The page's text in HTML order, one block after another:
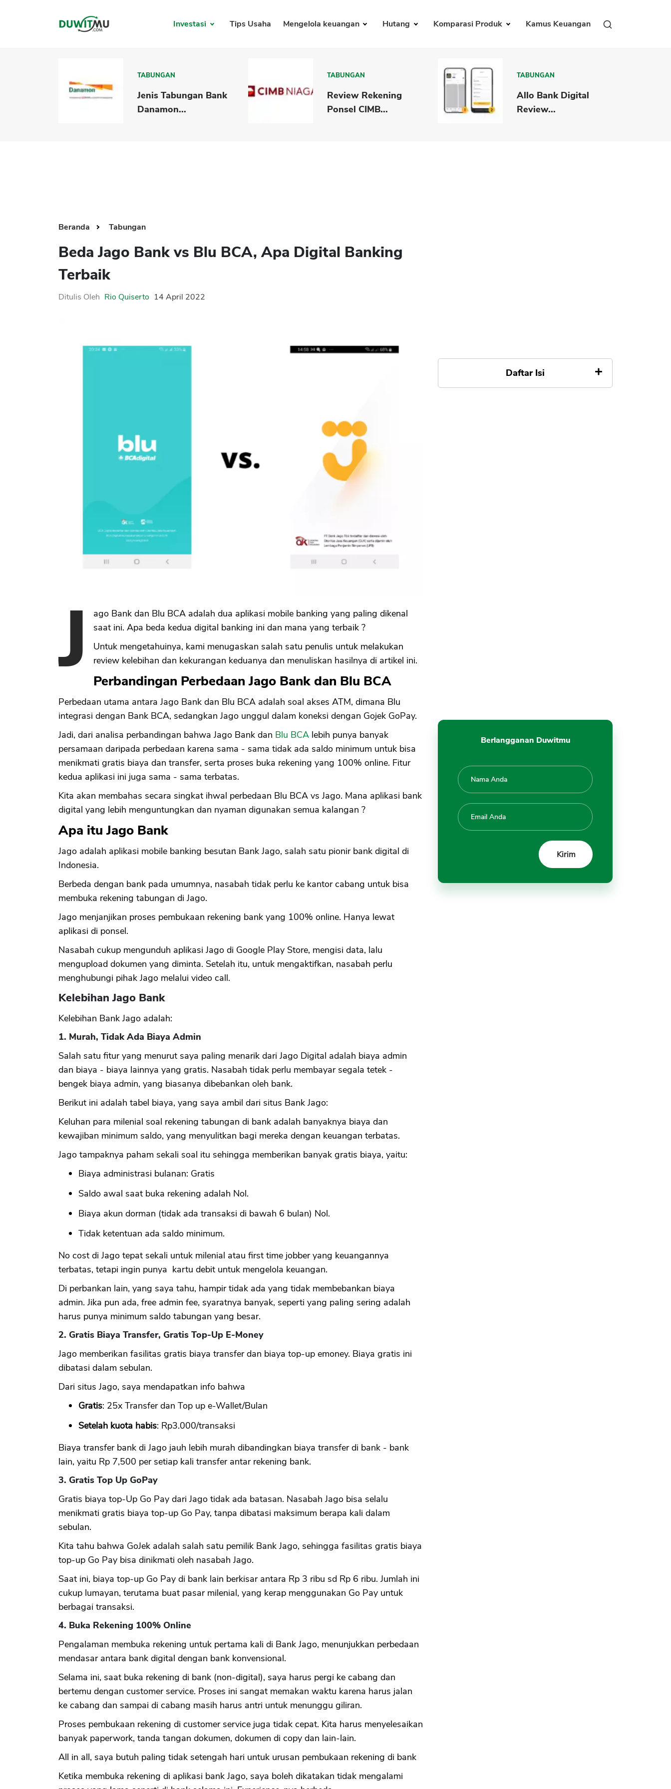
Investasi Tips Usaha Mengelola keuangan Hutang Komparasi Produk Kamus Keuangan
TABUNGAN
Jenis Tabungan Bank
Danamon...
TABUNGAN
Review Rekening
Ponsel CIMB...
TABUNGAN
Allo Bank Digital
Review...
Beranda Tabungan
Beda Jago Bank vs Blu BCA, Apa Digital Banking
Terbaik
Ditulis Oleh Rio Quiserto 14 April 2022
J
ago Bank dan Blu BCA adalah dua aplikasi mobile banking yang paling dikenal
saat ini. Apa beda kedua digital banking ini dan mana yang terbaik ?
Untuk mengetahuinya, kami menugaskan salah satu penulis untuk melakukan
review kelebihan dan kekurangan keduanya dan menuliskan hasilnya di artikel ini.
Perbandingan Perbedaan Jago Bank dan Blu BCA
Perbedaan utama antara Jago Bank dan Blu BCA adalah soal akses ATM, dimana Blu
integrasi dengan Bank BCA, sedangkan Jago unggul dalam koneksi dengan Gojek GoPay.
Jadi, dari analisa perbandingan bahwa Jago Bank dan Blu BCA lebih punya banyak
persamaan daripada perbedaan karena sama - sama tidak ada saldo minimum untuk bisa
menikmati gratis biaya dan transfer, serta proses buka rekening yang 100% online. Fitur
kedua aplikasi ini juga sama - sama terbatas.
Kita akan membahas secara singkat ihwal perbedaan Blu BCA vs Jago. Mana aplikasi bank
digital yang lebih menguntungkan dan nyaman digunakan semua kalangan ?
Apa itu Jago Bank
Jago adalah aplikasi mobile banking besutan Bank Jago, salah satu pionir bank digital di
Indonesia.
Berbeda dengan bank pada umumnya, nasabah tidak perlu ke kantor cabang untuk bisa
membuka rekening tabungan di Jago.
Jago menjanjikan proses pembukaan rekening bank yang 100% online. Hanya lewat
aplikasi di ponsel.
Nasabah cukup mengunduh aplikasi Jago di Google Play Store, mengisi data, lalu
mengupload dokumen yang diminta. Setelah itu, untuk mengaktifkan, nasabah perlu
menghubungi pihak Jago melalui video call.
Kelebihan Jago Bank
Kelebihan Bank Jago adalah:
1. Murah, Tidak Ada Biaya Admin
Salah satu fitur yang menurut saya paling menarik dari Jago Digital adalah biaya admin
dan biaya - biaya lainnya yang gratis. Nasabah tidak perlu membayar segala tetek -
bengek biaya admin, yang biasanya dibebankan oleh bank.
Berikut ini adalah tabel biaya, yang saya ambil dari situs Bank Jago:
Keluhan para milenial soal rekening tabungan di bank adalah banyaknya biaya dan
kewajiban minimum saldo, yang menyulitkan bagi mereka dengan keuangan terbatas.
Jago tampaknya paham sekali soal itu sehingga memberikan banyak gratis biaya, yaitu:
Biaya administrasi bulanan: Gratis
Saldo awal saat buka rekening adalah Nol.
Biaya akun dorman (tidak ada transaksi di bawah 6 bulan) Nol.
Tidak ketentuan ada saldo minimum.
No cost di Jago tepat sekali untuk milenial atau first time jobber yang keuangannya
terbatas, tetapi ingin punya kartu debit untuk mengelola keuangan.
Di perbankan lain, yang saya tahu, hampir tidak ada yang tidak membebankan biaya
admin. Jika pun ada, free admin fee, syaratnya banyak, seperti yang paling sering adalah
harus punya minimum saldo tabungan yang besar.
2. Gratis Biaya Transfer, Gratis Top-Up E-Money
Jago memberikan fasilitas gratis biaya transfer dan biaya top-up emoney. Biaya gratis ini
dibatasi dalam sebulan.
Dari situs Jago, saya mendapatkan info bahwa
Gratis: 25x Transfer dan Top up e-Wallet/Bulan
Setelah kuota habis: Rp3.000/transaksi
Biaya transfer bank di Jago jauh lebih murah dibandingkan biaya transfer di bank - bank
lain, yaitu Rp 7,500 per setiap kali transfer antar rekening bank.
3. Gratis Top Up GoPay
Gratis biaya top-Up Go Pay dari Jago tidak ada batasan. Nasabah Jago bisa selalu
menikmati gratis biaya top-up Go Pay, tanpa dibatasi maksimum berapa kali dalam
sebulan.
Kita tahu bahwa GoJek adalah salah satu pemilik Bank Jago, sehingga fasilitas gratis biaya
top-up Go Pay bisa dinikmati oleh nasabah Jago.
Saat ini, biaya top-up Go Pay di bank lain berkisar antara Rp 3 ribu sd Rp 6 ribu. Jumlah ini
cukup lumayan, terutama buat pasar milenial, yang kerap menggunakan Go Pay untuk
berbagai transaksi.
4. Buka Rekening 100% Online
Pengalaman membuka rekening untuk pertama kali di Bank Jago, menunjukkan perbedaan
mendasar antara bank digital dengan bank konvensional.
Selama ini, saat buka rekening di bank (non-digital), saya harus pergi ke cabang dan
bertemu dengan customer service. Proses ini sangat memakan waktu karena harus jalan
ke cabang dan sampai di cabang masih harus antri untuk menunggu giliran.
Proses pembukaan rekening di customer service juga tidak cepat. Kita harus menyelesaikan
banyak paperwork, tanda tangan dokumen, dokumen di copy dan lain-lain.
All in all, saya butuh paling tidak setengah hari untuk urusan pembukaan rekening di bank
Ketika membuka rekening di aplikasi bank Jago, saya boleh dikatakan tidak mengalami
Daftar Isi
Berlangganan Duwitmu